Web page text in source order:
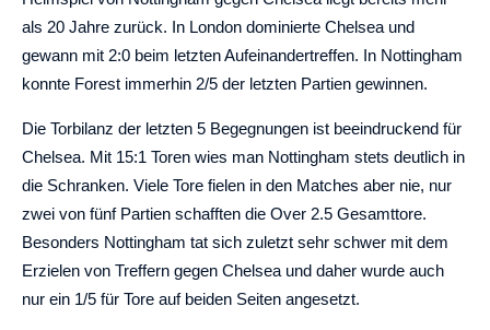
als 20 Jahre zurück. In London dominierte Chelsea und
gewann mit 2:0 beim letzten Aufeinandertreffen. In Nottingham
konnte Forest immerhin 2/5 der letzten Partien gewinnen.
Die Torbilanz der letzten 5 Begegnungen ist beeindruckend für
Chelsea. Mit 15:1 Toren wies man Nottingham stets deutlich in
die Schranken. Viele Tore fielen in den Matches aber nie, nur
zwei von fünf Partien schafften die Over 2.5 Gesamttore.
Besonders Nottingham tat sich zuletzt sehr schwer mit dem
Erzielen von Treffern gegen Chelsea und daher wurde auch
nur ein 1/5 für Tore auf beiden Seiten angesetzt.